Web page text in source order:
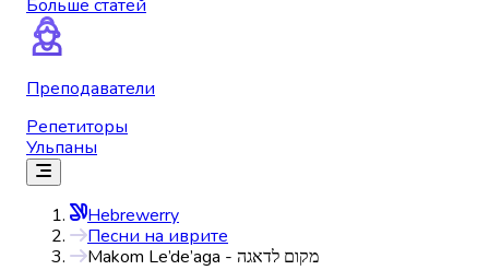
Больше статей
Преподаватели
Репетиторы
Ульпаны
Hebrewerry
Песни на иврите
Makom Le’de’aga - מקום לדאגה